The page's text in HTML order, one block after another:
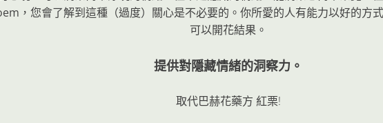
，您會了解到這種（過度）關心是不必要的。你所愛的人有能力以好的方
可以開花結果。
提供對隱藏情緒的洞察力。
取代巴赫花藥方 紅栗!